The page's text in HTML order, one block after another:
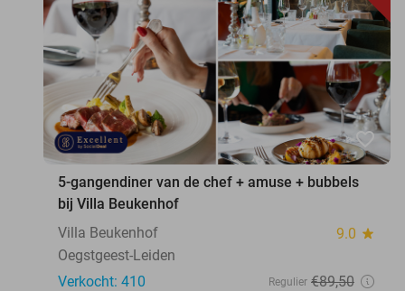
favorite_border
5-gangendiner van de chef + amuse + bubbels
bij Villa Beukenhof
Villa Beukenhof
9.0 star
Oegstgeest-Leiden
Verkocht: 410
Regulier €89,50